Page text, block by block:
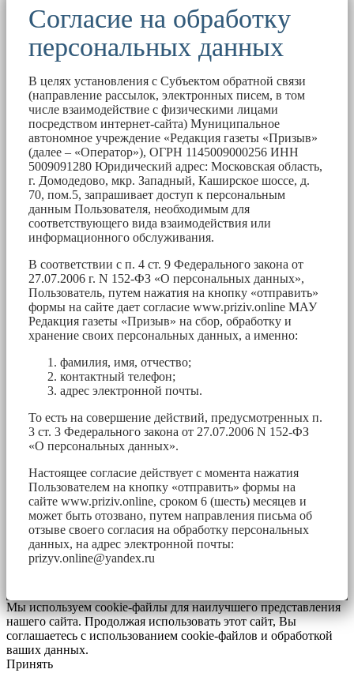
Согласие на обработку
персональных данных
В целях установления с Субъектом обратной связи
(направление рассылок, электронных писем, в том
числе взаимодействие с физическими лицами
посредством интернет-сайта) Муниципальное
автономное учреждение «Редакция газеты «Призыв»
(далее – «Оператор»), ОГРН 1145009000256 ИНН
5009091280 Юридический адрес: Московская область,
г. Домодедово, мкр. Западный, Каширское шоссе, д.
70, пом.5, запрашивает доступ к персональным
данным Пользователя, необходимым для
соответствующего вида взаимодействия или
информационного обслуживания.
В соответствии с п. 4 ст. 9 Федерального закона от
27.07.2006 г. N 152-ФЗ «О персональных данных»,
Пользователь, путем нажатия на кнопку «отправить»
формы на сайте дает согласие www.priziv.online МАУ
Редакция газеты «Призыв» на сбор, обработку и
хранение своих персональных данных, а именно:
фамилия, имя, отчество;
контактный телефон;
адрес электронной почты.
То есть на совершение действий, предусмотренных п.
3 ст. 3 Федерального закона от 27.07.2006 N 152-ФЗ
«О персональных данных».
Настоящее согласие действует с момента нажатия
Пользователем на кнопку «отправить» формы на
сайте www.priziv.online, сроком 6 (шесть) месяцев и
может быть отозвано, путем направления письма об
отзыве своего согласия на обработку персональных
данных, на адрес электронной почты:
prizyv.online@yandex.ru
Мы используем cookie-файлы для наилучшего представления
нашего сайта. Продолжая использовать этот сайт, Вы
соглашаетесь с использованием cookie-файлов и обработкой
ваших данных.
Принять